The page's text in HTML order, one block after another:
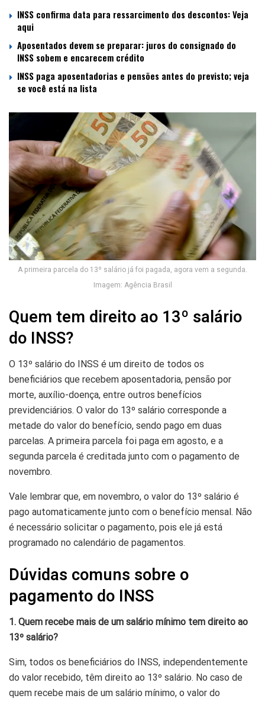
INSS confirma data para ressarcimento dos descontos: Veja
aqui
Aposentados devem se preparar: juros do consignado do
INSS sobem e encarecem crédito
INSS paga aposentadorias e pensões antes do previsto; veja
se você está na lista
A primeira parcela do 13º salário já foi pagada, agora vem a segunda.
Imagem: Agência Brasil
Quem tem direito ao 13º salário
do INSS?
O 13º salário do INSS é um direito de todos os
beneficiários que recebem aposentadoria, pensão por
morte, auxílio-doença, entre outros benefícios
previdenciários. O valor do 13º salário corresponde a
metade do valor do benefício, sendo pago em duas
parcelas. A primeira parcela foi paga em agosto, e a
segunda parcela é creditada junto com o pagamento de
novembro.
Vale lembrar que, em novembro, o valor do 13º salário é
pago automaticamente junto com o benefício mensal. Não
é necessário solicitar o pagamento, pois ele já está
programado no calendário de pagamentos.
Dúvidas comuns sobre o
pagamento do INSS
1. Quem recebe mais de um salário mínimo tem direito ao
13º salário?
Sim, todos os beneficiários do INSS, independentemente
do valor recebido, têm direito ao 13º salário. No caso de
quem recebe mais de um salário mínimo, o valor do